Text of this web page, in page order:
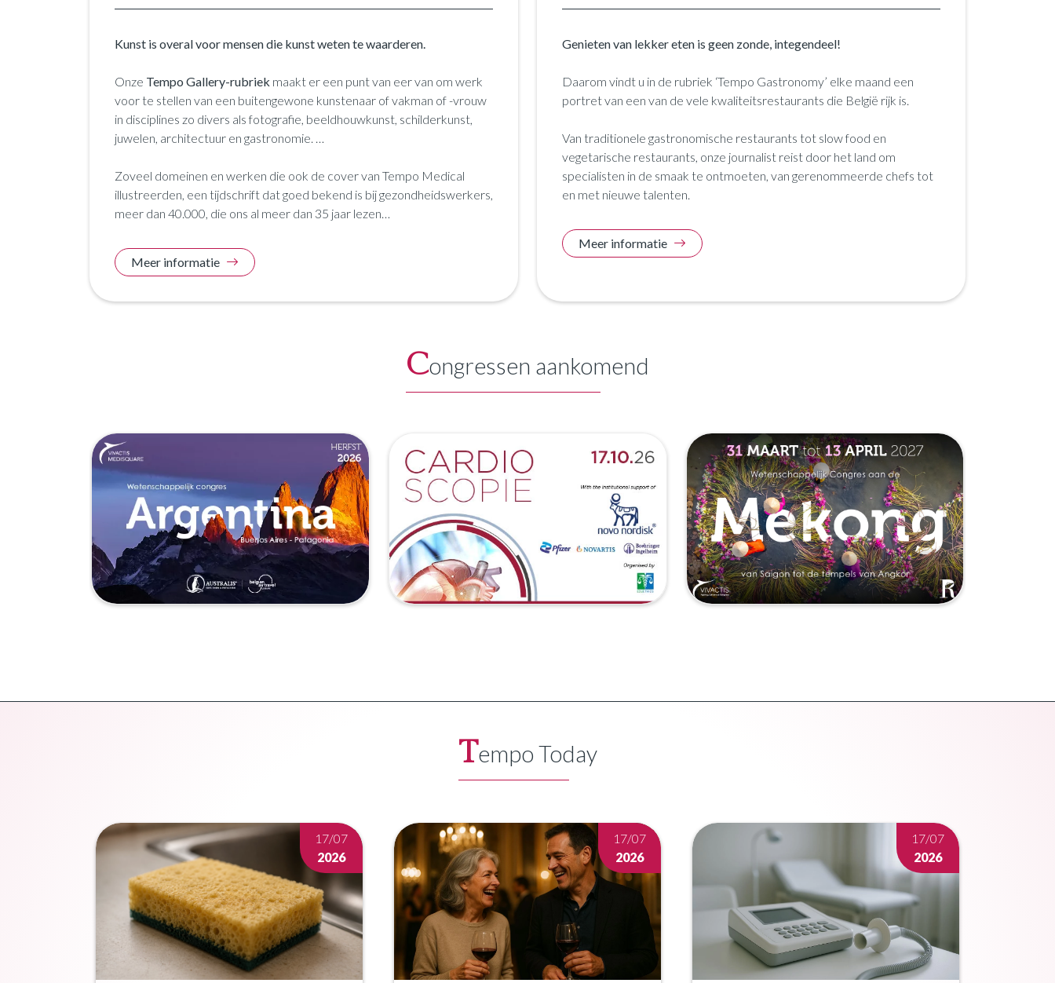
Kunst is overal voor mensen die kunst weten te waarderen.
Onze Tempo Gallery-rubriek maakt er een punt van eer van om werk
voor te stellen van een buitengewone kunstenaar of vakman of -vrouw
in disciplines zo divers als fotografie, beeldhouwkunst, schilderkunst,
juwelen, architectuur en gastronomie. …
Zoveel domeinen en werken die ook de cover van Tempo Medical
illustreerden, een tijdschrift dat goed bekend is bij gezondheidswerkers,
meer dan 40.000, die ons al meer dan 35 jaar lezen…
Meer informatie
Genieten van lekker eten is geen zonde, integendeel!
Daarom vindt u in de rubriek ‘Tempo Gastronomy’ elke maand een
portret van een van de vele kwaliteitsrestaurants die België rijk is.
Van traditionele gastronomische restaurants tot slow food en
vegetarische restaurants, onze journalist reist door het land om
specialisten in de smaak te ontmoeten, van gerenommeerde chefs tot
en met nieuwe talenten.
Meer informatie
Congressen aankomend
Wetenschappelijk congres: Argentina Cardioscopie 2026
Tempo Today
17/07
2026
17/07
2026
17/07
2026